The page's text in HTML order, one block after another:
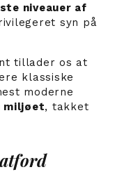
niveauer af
syn på
tillader os at
klassiske
moderne
miljøet, takket